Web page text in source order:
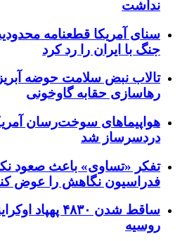
نداشت
سنای آمریکا قطعنامه
جنگ با ایران را رد کرد
تالاب نبض سلامت حوضه
رهاسازی حقابه گاوخونی
هواپیماهای سوخت‌رسان
دردسرساز شد
تفکر «تساوی» باعث صعود
فدراسیون نگاهش را عوض
ساقط شدن ۴۸۳۰
روسیه